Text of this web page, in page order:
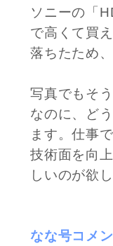
ソニーの「
で高くて買
落ちたため
写真でもそ
なのに、ど
ます。仕事
技術面を向
しいのが欲
なな号コ